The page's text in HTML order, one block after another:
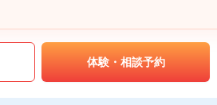
体験・相談予約